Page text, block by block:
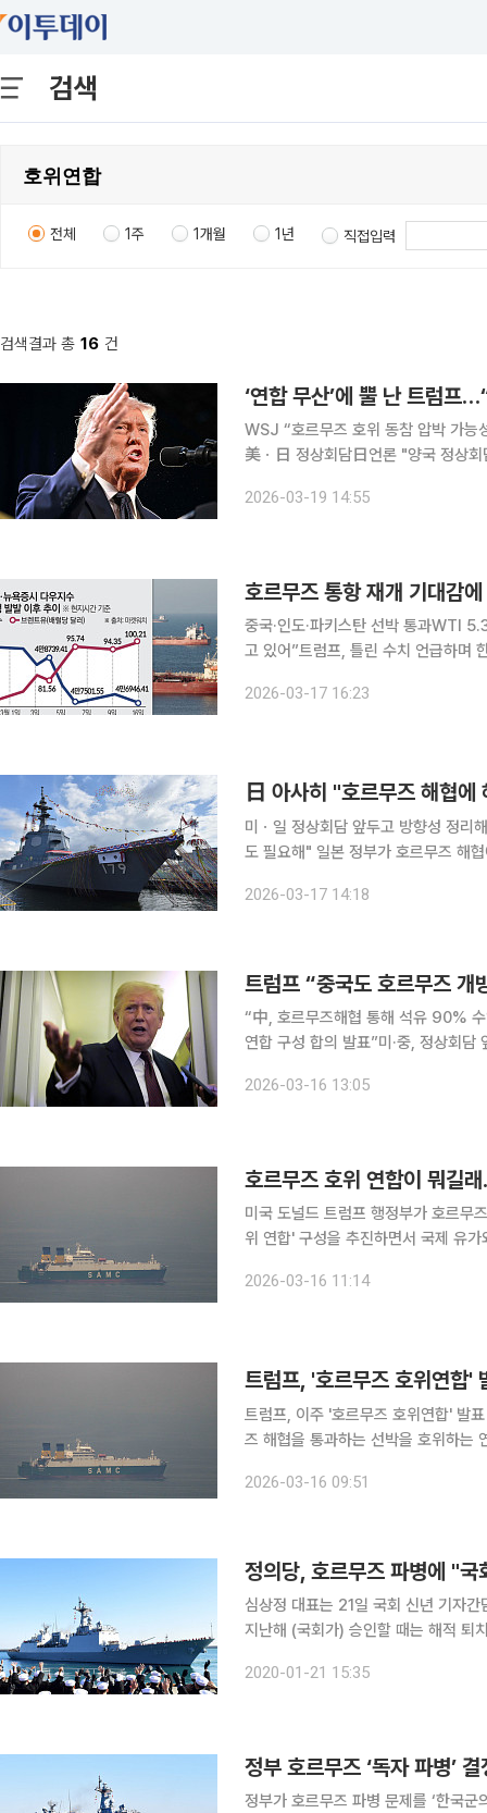
검색
전체 1주 1개월 1년 직접입력
검색결과 총 16 건
WSJ “호르무즈 호위 동참 압박 가능성”호르무즈
美ㆍ日 정상회담日언론 "양국 정상회담 최악의 타이밍" 도널드
'호르무즈 호위 연합' 결성 무산 이후
2026-03-19 14:55
중국·인도·파키스탄 선박 통과WTI
고 있어”트럼프, 틀린 수치 언급하며 한국 참여 요구 이란이 사실상 봉
했고 뉴욕증시는 반등했다. 도널드 트
2026-03-17 16:23
日 아사히 "호르무즈 해협에
미ㆍ일 정상회담 앞두고 방향성 정리
도 필요해" 일본 정부가 호르무즈 해협에 해상자위대 파견을 검토 중인 것으로 전해졌다. 17일 일본
2026-03-17 14:18
트럼프 “중국도 호르무즈 개
“中, 호르무즈해협 통해 석유 90%
연합 구성 합의 발표”미·중, 정상회
요구하며 압박 수위를 높였다. 중국이
2026-03-16 13:05
호르무즈 호위 연합이 뭐길
미국 도널드 트럼프 행정부가 호르무
위 연합' 구성을 추진하면서 국제 유
2026-03-16 11:14
트럼프, 이주 '호르무즈 호위연합' 발표 도널드 트럼프 미국 행정부가 이번 주 중 여러 국가가 호르
즈 해협을 통과하는 선박을 호위하는
스(SNS)인 트루스소셜을 통해 "많은
2026-03-16 09:51
정의당, 호르무즈 파병에 "
심상정 대표는 21일 국회 신년 기자
지난해 (국회가) 승인할 때는 해적 퇴치의 목적이
하는 것은 이란과 적대하는 것이라 동
2020-01-21 15:35
정부 호르무즈 ‘독자 파병’
정부가 호르무즈 파병 문제를 ‘한국